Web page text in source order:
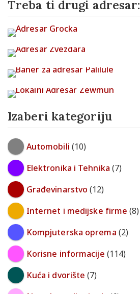
Treba ti drugi adresar:
Izaberi kategoriju
Automobili (10)
Elektronika i Tehnika (7)
Građevinarstvo (12)
Internet i medijske firme (8)
Kompjuterska oprema (2)
Korisne informacije (114)
Kuća i dvorište (7)